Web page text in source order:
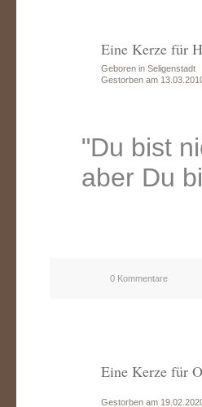
Eine Kerze für
Geboren in Seligenstadt
Gestorben am
"Du bist
aber Du
0 Kommentare
Eine Kerze für
Gestorben am